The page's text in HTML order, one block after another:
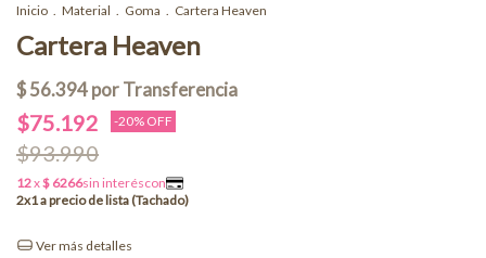
Inicio Material Goma Cartera Heaven
Cartera Heaven
$75.192 -20% OFF
$93.990
Ver más detalles